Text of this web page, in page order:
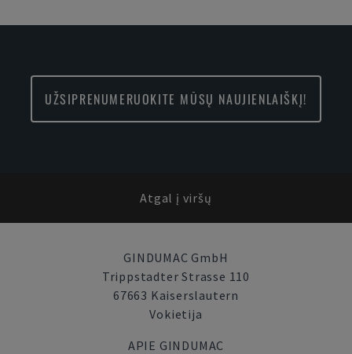
UŽSIPRENUMERUOKITE MŪSŲ NAUJIENLAIŠKĮ!
Atgal į viršų
GINDUMAC GmbH
Trippstadter Strasse 110
67663 Kaiserslautern
Vokietija
APIE GINDUMAC